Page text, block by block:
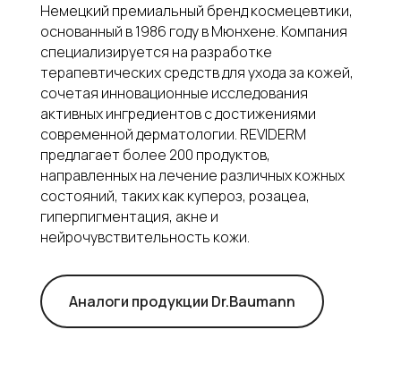
Немецкий премиальный бренд космецевтики,
основанный в 1986 году в Мюнхене. Компания
специализируется на разработке
терапевтических средств для ухода за кожей,
сочетая инновационные исследования
активных ингредиентов с достижениями
современной дерматологии. REVIDERM
предлагает более 200 продуктов,
направленных на лечение различных кожных
состояний, таких как купероз, розацеа,
гиперпигментация, акне и
нейрочувствительность кожи.
Аналоги продукции Dr.Baumann